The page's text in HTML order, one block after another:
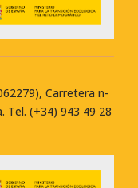
Carretera n-
Tel. (+34) 943 49 28